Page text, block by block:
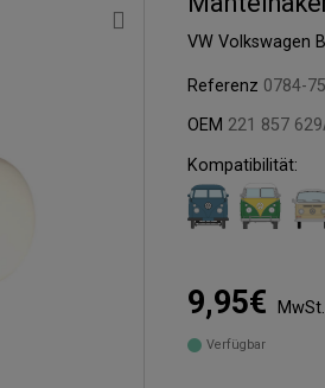
VW Volkswagen
Referenz 0784-
OEM 221 857
Kompatibilität:
9,95€
Verfügbar